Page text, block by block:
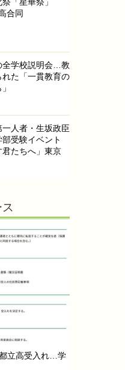
合同
全学校説明会…教
た「一貫教育の
人者・生坂政臣
受験イベント
君たちへ」東京
立高受入れ…学